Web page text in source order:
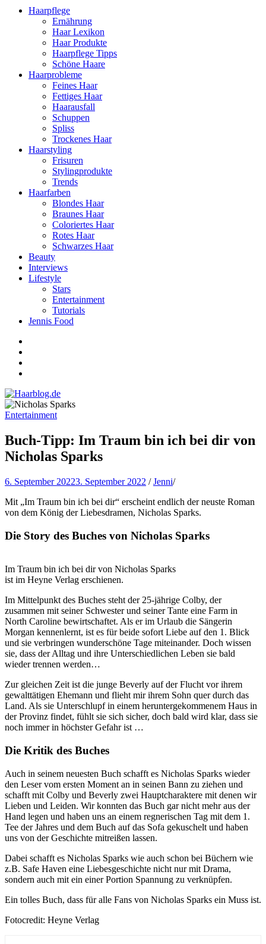
Haarpflege
Ernährung
Haar Lexikon
Haar Produkte
Haarpflege Tipps
Schöne Haare
Haarprobleme
Feines Haar
Fettiges Haar
Haarausfall
Schuppen
Spliss
Trockenes Haar
Haarstyling
Frisuren
Stylingprodukte
Trends
Haarfarben
Blondes Haar
Braunes Haar
Coloriertes Haar
Rotes Haar
Schwarzes Haar
Beauty
Interviews
Lifestyle
Stars
Entertainment
Tutorials
Jennis Food
Haarblog.de
Haarpflege | Haarstyling | Beauty | Entertainment
Entertainment
Buch-Tipp: Im Traum bin ich bei dir von
Nicholas Sparks
6. September 20223. September 2022 /Jenni/
Mit „Im Traum bin ich bei dir“ erscheint endlich der neuste Roman
von dem König der Liebesdramen, Nicholas Sparks.
Die Story des Buches von Nicholas Sparks
Im Traum bin ich bei dir von Nicholas Sparks
ist im Heyne Verlag erschienen.
Im Mittelpunkt des Buches steht der 25-jährige Colby, der
zusammen mit seiner Schwester und seiner Tante eine Farm in
North Caroline bewirtschaftet. Als er im Urlaub die Sängerin
Morgan kennenlernt, ist es für beide sofort Liebe auf den 1. Blick
und sie verbringen wunderschöne Tage miteinander. Doch wissen
sie, dass der Alltag und ihre Unterschiedlichen Leben sie bald
wieder trennen werden…
Zur gleichen Zeit ist die junge Beverly auf der Flucht vor ihrem
gewalttätigen Ehemann und flieht mir ihrem Sohn quer durch das
Land. Als sie Unterschlupf in einem heruntergekommenem Haus in
der Provinz findet, fühlt sie sich sicher, doch bald wird klar, dass sie
noch immer in höchster Gefahr ist …
Die Kritik des Buches
Auch in seinem neuesten Buch schafft es Nicholas Sparks wieder
den Leser vom ersten Moment an in seinen Bann zu ziehen und
schafft mit Colby und Beverly zwei Hauptcharaktere mit denen wir
Lieben und Leiden. Wir konnten das Buch gar nicht mehr aus der
Hand legen und haben uns an einem regnerischen Tag mit dem 1.
Tee der Jahres und dem Buch auf das Sofa gekuschelt und haben
uns von der Geschichte mitreißen lassen.
Dabei schafft es Nicholas Sparks wie auch schon bei Büchern wie
z.B. Safe Haven eine Liebesgeschichte nicht nur mit Drama,
sondern auch mit ein einer Portion Spannung zu verknüpfen.
Ein tolles Buch, dass für alle Fans von Nicholas Sparks ein Muss ist.
Fotocredit: Heyne Verlag